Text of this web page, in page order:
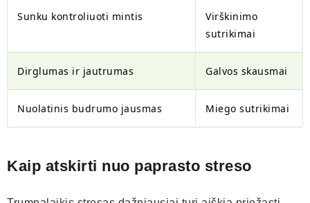
Sunku kontroliuoti mintis
Virškinimo
sutrikimai
Dirglumas ir jautrumas Galvos skausmai
Nuolatinis budrumo jausmas Miego sutrikimai
Kaip atskirti nuo paprasto streso